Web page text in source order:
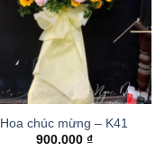
Hoa chúc mừng – K41
900.000 ₫